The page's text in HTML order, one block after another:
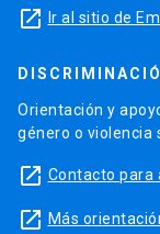
launch Ir al sitio de
Orientación y
género o violencia
launch Contacto para
launch Más